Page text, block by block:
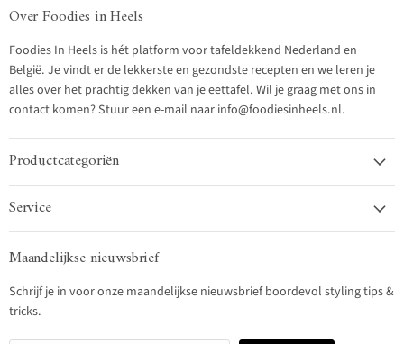
Over Foodies in Heels
Foodies In Heels is hét platform voor tafeldekkend Nederland en
België. Je vindt er de lekkerste en gezondste recepten en we leren je
alles over het prachtig dekken van je eettafel. Wil je graag met ons in
contact komen? Stuur een e-mail naar info@foodiesinheels.nl.
Productcategoriën
Service
Maandelijkse nieuwsbrief
Schrijf je in voor onze maandelijkse nieuwsbrief boordevol styling tips &
tricks.